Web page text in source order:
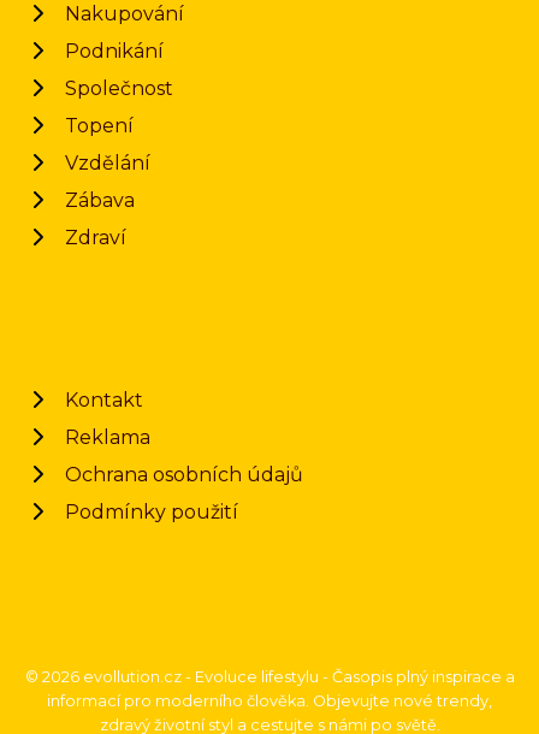
Nakupování
Podnikání
Společnost
Topení
Vzdělání
Zábava
Zdraví
Kontakt
Reklama
Ochrana osobních údajů
Podmínky použití
© 2026 evollution.cz - Evoluce lifestylu - Časopis plný inspirace a
informací pro moderního člověka. Objevujte nové trendy,
zdravý životní styl a cestujte s námi po světě.